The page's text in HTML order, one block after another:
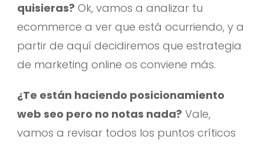
quisieras? Ok, vamos a analizar tu
ecommerce a ver que está ocurriendo, y a
partir de aquí decidiremos que estrategia
de marketing online os conviene más.
¿Te están haciendo posicionamiento
web seo pero no notas nada? Vale,
vamos a revisar todos los puntos críticos